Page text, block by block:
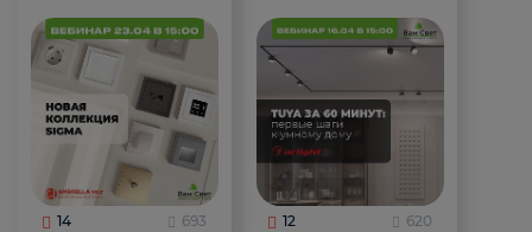
14 693 12 620